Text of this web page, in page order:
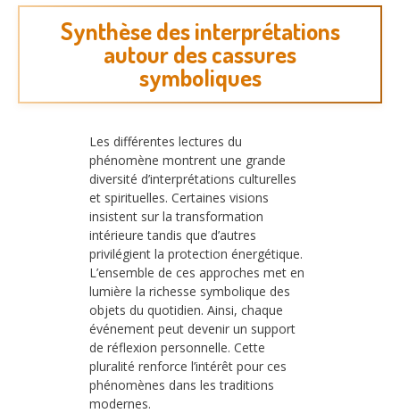
Synthèse des interprétations
autour des cassures
symboliques
Les différentes lectures du
phénomène montrent une grande
diversité d’interprétations culturelles
et spirituelles. Certaines visions
insistent sur la transformation
intérieure tandis que d’autres
privilégient la protection énergétique.
L’ensemble de ces approches met en
lumière la richesse symbolique des
objets du quotidien. Ainsi, chaque
événement peut devenir un support
de réflexion personnelle. Cette
pluralité renforce l’intérêt pour ces
phénomènes dans les traditions
modernes.